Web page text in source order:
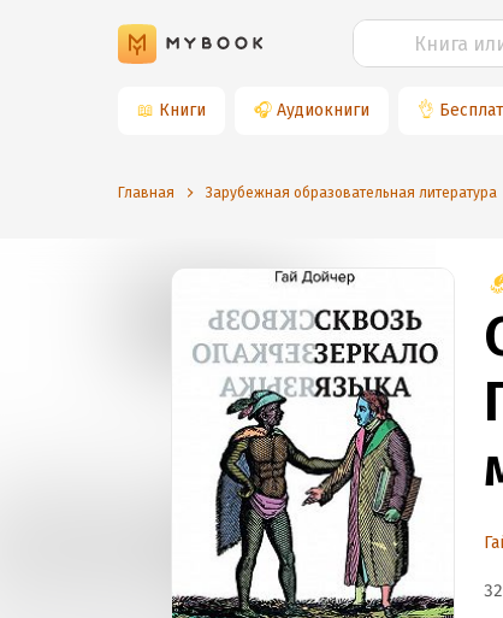
📖 Книги 🎧 Аудиокниги 👌
Главная Зарубежная образовательная литература